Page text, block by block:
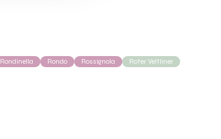
Rondinella Rondo Rossignola
Roter Veltliner